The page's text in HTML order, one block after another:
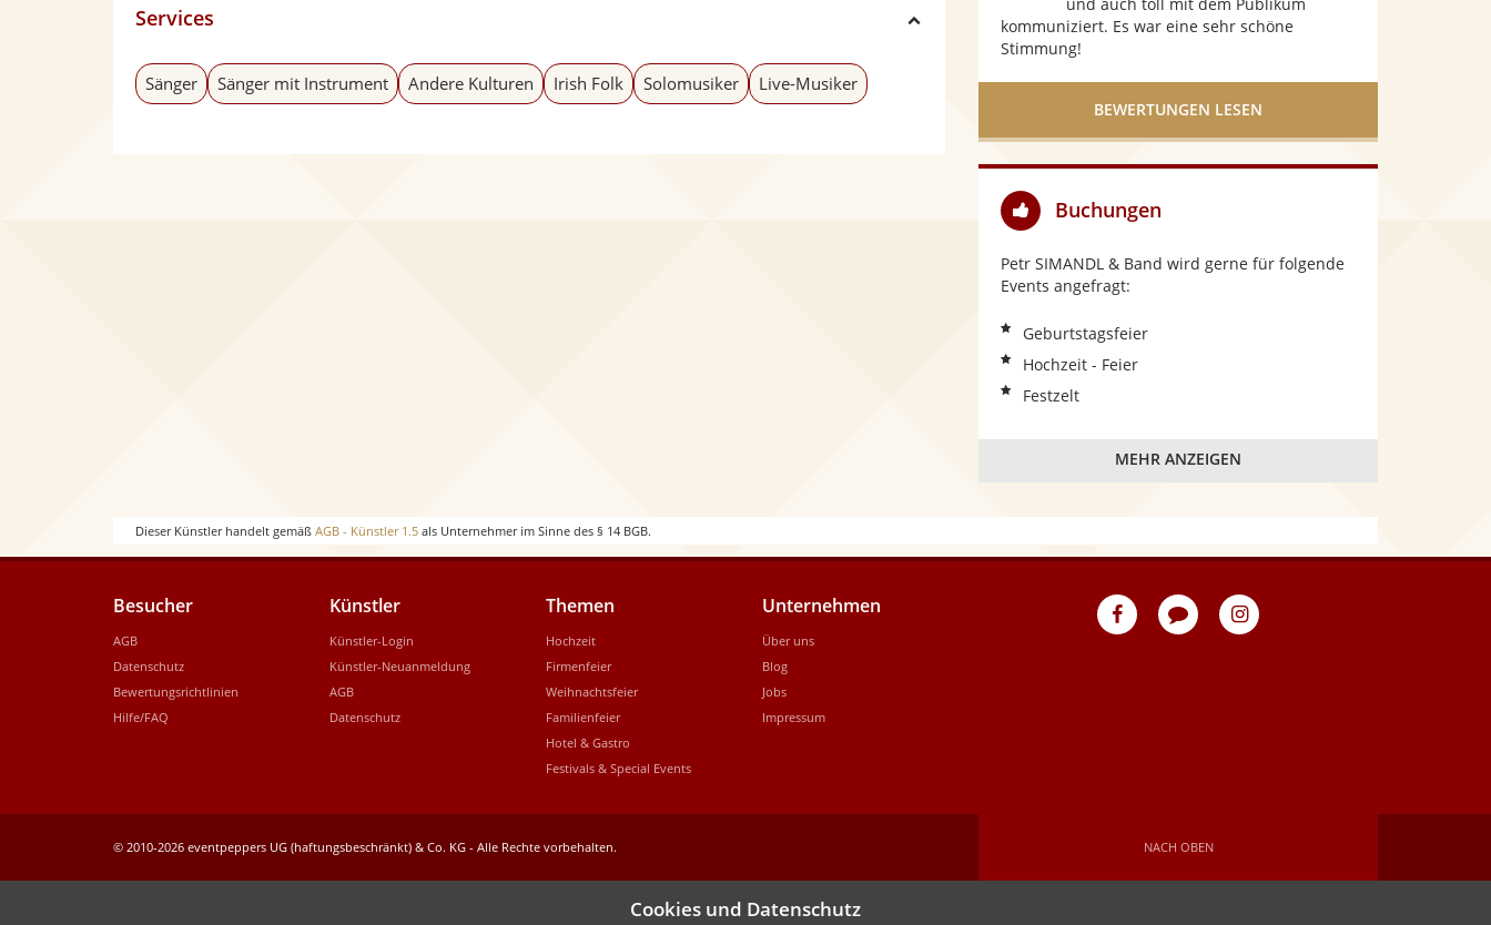
Services
Sänger Sänger mit Instrument Andere Kulturen Irish Folk Solomusiker Live-Musiker
n
kommuniziert. Es war eine sehr schöne
Stimmung!
BEWERTUNGEN LESEN
Buchungen
Petr SIMANDL & Band wird gerne für folgende
Events angefragt:
Geburtstagsfeier
Hochzeit - Feier
Festzelt
MEHR ANZEIGEN
Dieser Künstler handelt gemäß AGB - Künstler 1.5 als Unternehmer im Sinne des § 14 BGB.
eventpeppersBlog
eventpeppers
Besucher
AGB
Datenschutz
Bewertungsrichtlinien
Hilfe/FAQ
Künstler
Künstler-Login
Künstler-Neuanmeldung
AGB
Datenschutz
Themen
Hochzeit
Firmenfeier
Weihnachtsfeier
Familienfeier
Hotel & Gastro
Festivals & Special Events
Unternehmen
Über uns
Blog
Jobs
Impressum
NACH OBEN
© 2010-2026 eventpeppers UG (haftungsbeschränkt) & Co. KG - Alle Rechte vorbehalten.
Cookies und Datenschutz